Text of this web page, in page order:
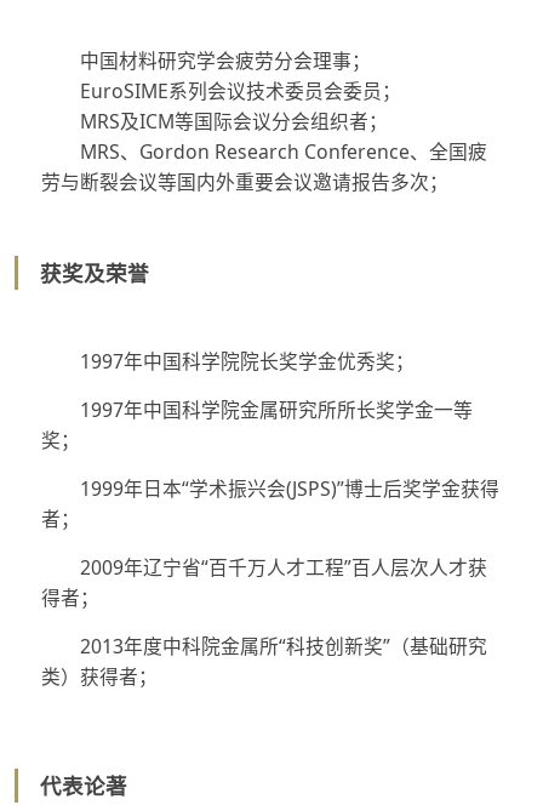
中国材料研究学会疲劳分会理事；
EuroSIME系列会议技术委员会委员；
MRS及ICM等国际会议分会组织者；
MRS、 Gordon Research Conference、全国疲
劳与断裂会议等国内外重要会议邀请报告多次；
获奖及荣誉
1997年中国科学院院长奖学金优秀奖；
1997年中国科学院金属研究所所长奖学金一等
奖；
1999年日本“学术振兴会(JSPS)”博士后奖学金获得
者；
2009年辽宁省“百千万人才工程”百人层次人才获
得者；
2013年度中科院金属所“科技创新奖”（基础研究
类）获得者；
代表论著